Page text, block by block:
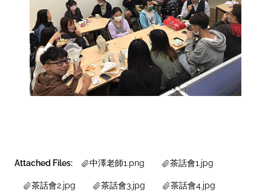
Attached Files: 中澤老師1.png 茶話會1.jpg
茶話會2.jpg 茶話會3.jpg 茶話會4.jpg